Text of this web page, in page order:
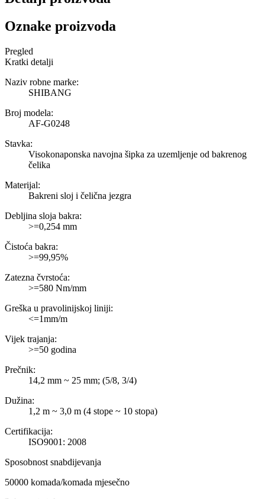
Oznake proizvoda
Pregled
Kratki detalji
Naziv robne marke:
SHIBANG
Broj modela:
AF-G0248
Stavka:
Visokonaponska navojna šipka za uzemljenje od bakrenog
čelika
Materijal:
Bakreni sloj i čelična jezgra
Debljina sloja bakra:
>=0,254 mm
Čistoća bakra:
>=99,95%
Zatezna čvrstoća:
>=580 Nm/mm
Greška u pravolinijskoj liniji:
<=1mm/m
Vijek trajanja:
>=50 godina
Prečnik:
14,2 mm ~ 25 mm; (5/8, 3/4)
Dužina:
1,2 m ~ 3,0 m (4 stope ~ 10 stopa)
Certifikacija:
ISO9001: 2008
Sposobnost snabdijevanja
50000 komada/komada mjesečno